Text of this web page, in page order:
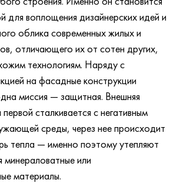
для воплощения дизайнерских идей и
облика современных жилых и
отличающего их от сотен других,
технологиям. Наряду с
на фасадные конструкции
миссия — защитная. Внешняя
сталкивается с негативным
среды, через нее происходит
тепла — именно поэтому утепляют
или
материалы.